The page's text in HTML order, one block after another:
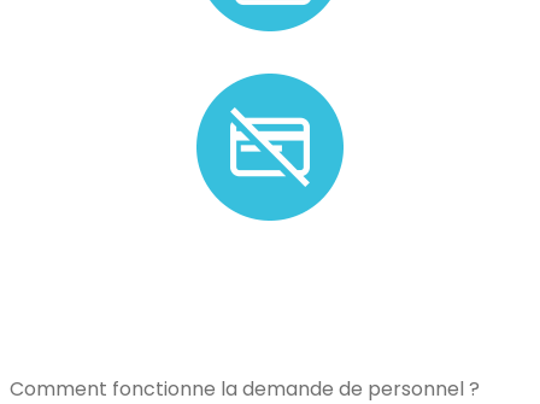
Comment fonctionne la demande de personnel ?